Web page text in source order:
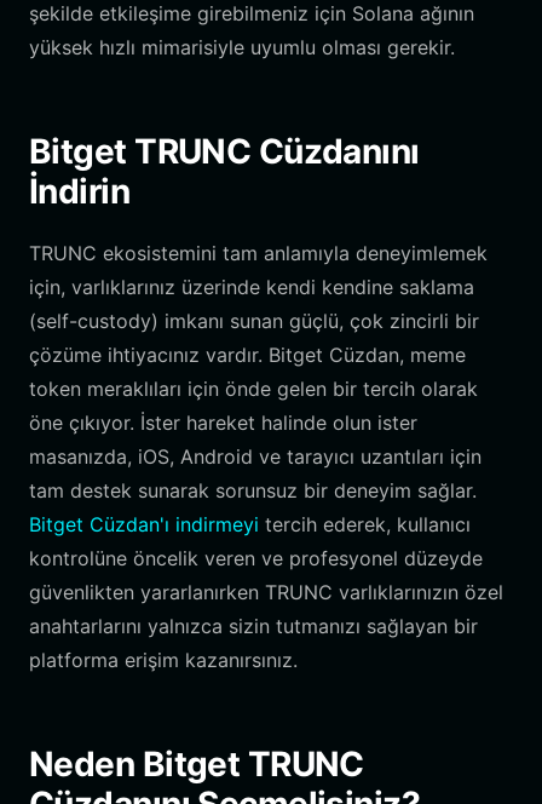
şekilde etkileşime girebilmeniz için Solana ağının
yüksek hızlı mimarisiyle uyumlu olması gerekir.
Bitget TRUNC Cüzdanını
İndirin
TRUNC ekosistemini tam anlamıyla deneyimlemek
için, varlıklarınız üzerinde kendi kendine saklama
(self-custody) imkanı sunan güçlü, çok zincirli bir
çözüme ihtiyacınız vardır. Bitget Cüzdan, meme
token meraklıları için önde gelen bir tercih olarak
öne çıkıyor. İster hareket halinde olun ister
masanızda, iOS, Android ve tarayıcı uzantıları için
tam destek sunarak sorunsuz bir deneyim sağlar.
Bitget Cüzdan'ı indirmeyi tercih ederek, kullanıcı
kontrolüne öncelik veren ve profesyonel düzeyde
güvenlikten yararlanırken TRUNC varlıklarınızın özel
anahtarlarını yalnızca sizin tutmanızı sağlayan bir
platforma erişim kazanırsınız.
Neden Bitget TRUNC